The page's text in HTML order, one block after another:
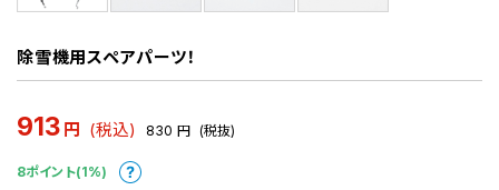
除雪機用スペアパーツ！
913 円 (税込) 830 円 (税抜)
8ポイント(1%)